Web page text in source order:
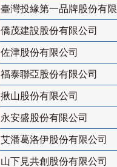
臺灣投緣第一品牌股份有限
僑茂建設股份有限公司
佐津股份有限公司
福泰聯亞股份有限公司
揪山股份有限公司
永安盛股份有限公司
艾潘葛洛伊股份有限公司
山下見共創股份有限公司